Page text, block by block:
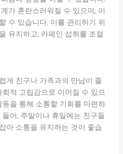
가 혼란스러워질 수 있으며, 이
수 있습니다. 이를 관리하기 위
유지하고, 카페인 섭취를 조절
게 친구나 가족과의 만남이 줄
적 고립감으로 이어질 수 있으
을 통해 소통할 기회를 마련하
어, 주말이나 휴일에는 친구들
아 소통을 유지하는 것이 좋습